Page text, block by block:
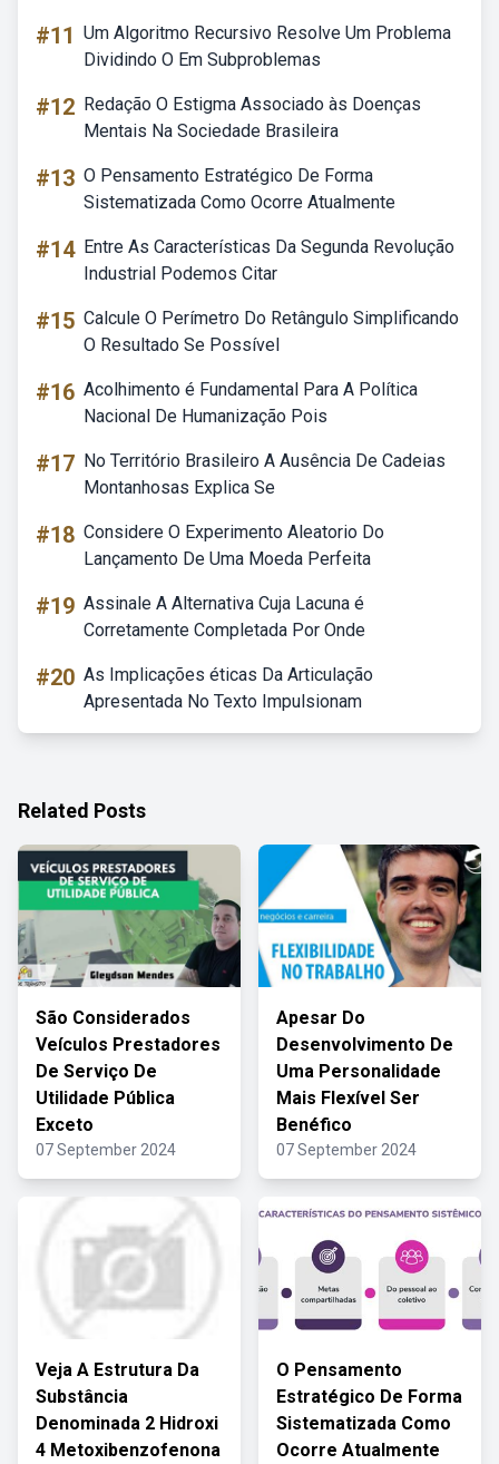
#11 Um Algoritmo Recursivo Resolve Um Problema
Dividindo O Em Subproblemas
#12 Redação O Estigma Associado às Doenças
Mentais Na Sociedade Brasileira
#13 O Pensamento Estratégico De Forma
Sistematizada Como Ocorre Atualmente
#14 Entre As Características Da Segunda Revolução
Industrial Podemos Citar
#15 Calcule O Perímetro Do Retângulo Simplificando
O Resultado Se Possível
#16 Acolhimento é Fundamental Para A Política
Nacional De Humanização Pois
#17 No Território Brasileiro A Ausência De Cadeias
Montanhosas Explica Se
#18 Considere O Experimento Aleatorio Do
Lançamento De Uma Moeda Perfeita
#19 Assinale A Alternativa Cuja Lacuna é
Corretamente Completada Por Onde
#20 As Implicações éticas Da Articulação
Apresentada No Texto Impulsionam
Related Posts
São Considerados
Veículos Prestadores
De Serviço De
Utilidade Pública
Exceto
07 September 2024
Apesar Do
Desenvolvimento De
Uma Personalidade
Mais Flexível Ser
Benéfico
07 September 2024
Veja A Estrutura Da
Substância
Denominada 2 Hidroxi
4 Metoxibenzofenona
O Pensamento
Estratégico De Forma
Sistematizada Como
Ocorre Atualmente